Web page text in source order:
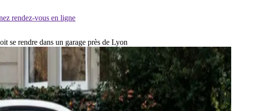
rendez-vous en ligne
se rendre dans un garage près de Lyon